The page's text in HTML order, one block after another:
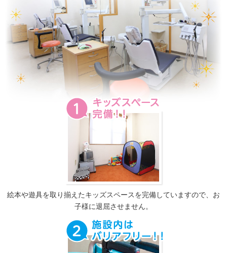
絵本や遊具を取り揃えたキッズスペースを完備していますので、お
子様に退屈させません。